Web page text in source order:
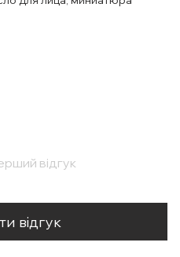
відгук
відгук